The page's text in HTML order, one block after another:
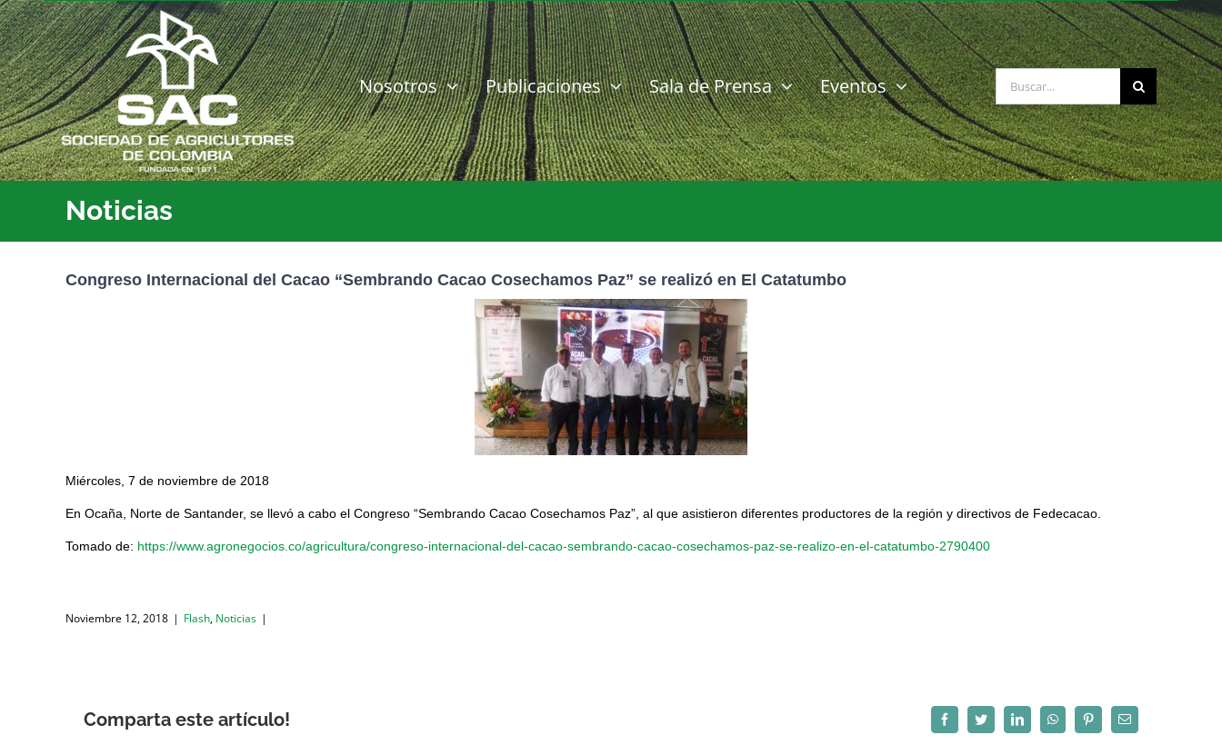
Saltar
al
contenido
Nosotros Publicaciones Sala de Prensa Eventos Buscar:
Noticias
Congreso Internacional del Cacao “Sembrando Cacao Cosechamos Paz” se realizó en El Catatumbo
Miércoles, 7 de noviembre de 2018
En Ocaña, Norte de Santander, se llevó a cabo el Congreso “Sembrando Cacao Cosechamos Paz”, al que asistieron diferentes productores de la región y directivos de Fedecacao.
Tomado de: https://www.agronegocios.co/agricultura/congreso-internacional-del-cacao-sembrando-cacao-cosechamos-paz-se-realizo-en-el-catatumbo-2790400
Noviembre 12, 2018 | Flash, Noticias |
Comparta este artículo! FacebookTwitterLinkedInWhatsAppPinterestCorreo
electrónico